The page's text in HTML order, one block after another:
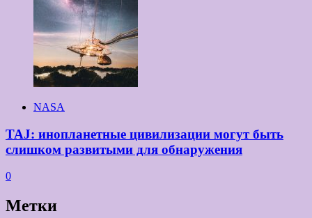
NASA
TAJ: инопланетные цивилизации могут быть
слишком развитыми для обнаружения
0
Метки